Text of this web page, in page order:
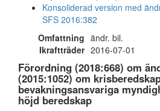
Konsoliderad version med
SFS 2016:382
Omfattning ändr. bil.
Ikraftträder 2016-07-01
Förordning (2018:668) om
(2015:1052) om
bevakningsansvariga
höjd beredskap